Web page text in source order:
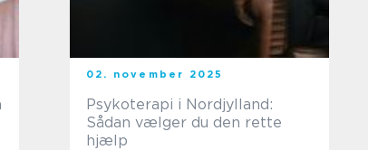
02. november 2025
Psykoterapi i Nordjylland:
Sådan vælger du den rette
hjælp